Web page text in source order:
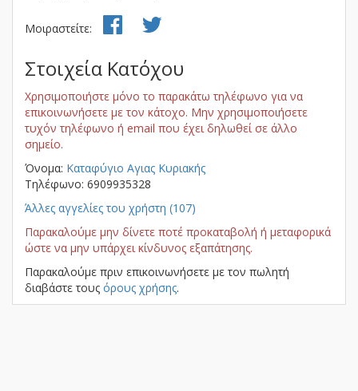
Μοιραστείτε:
Στοιχεία Κατόχου
Χρησιμοποιήστε μόνο το παρακάτω τηλέφωνο για να
επικοινωνήσετε με τον κάτοχο. Μην χρησιμοποιήσετε
τυχόν τηλέφωνο ή email που έχει δηλωθεί σε άλλο
σημείο.
Όνομα: Kαταφύγιο Αγιας Κυριακής
Τηλέφωνο: 6909935328
Άλλες αγγελίες του χρήστη (107)
Παρακαλούμε μην δίνετε ποτέ προκαταβολή ή μεταφορικά
ώστε να μην υπάρχει κίνδυνος εξαπάτησης.
Παρακαλούμε πριν επικοινωνήσετε με τον πωλητή
διαβάστε τους όρους χρήσης.